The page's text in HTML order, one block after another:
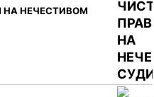
НА НЕЧЕСТИВОМ